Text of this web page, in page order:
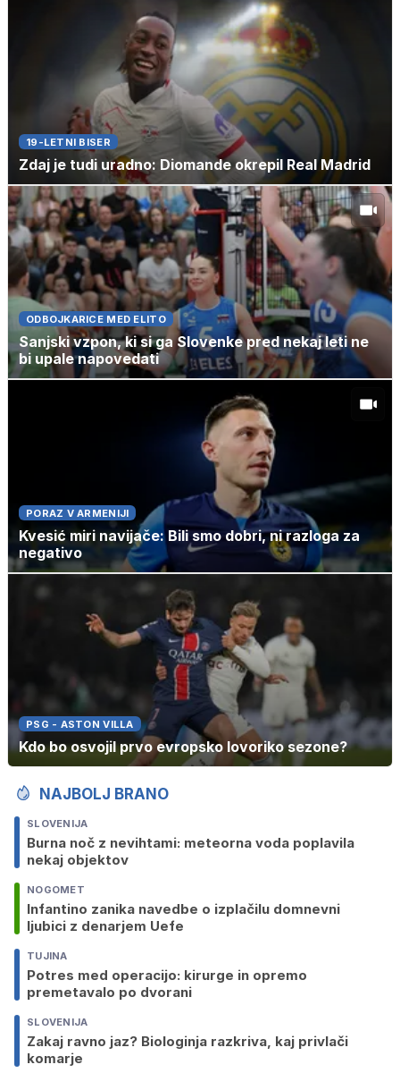
19-LETNI BISER
Zdaj je tudi uradno: Diomande okrepil Real Madrid
ODBOJKARICE MED ELITO
Sanjski vzpon, ki si ga Slovenke pred nekaj leti ne
bi upale napovedati
PORAZ V ARMENIJI
Kvesić miri navijače: Bili smo dobri, ni razloga za
negativo
PSG - ASTON VILLA
Kdo bo osvojil prvo evropsko lovoriko sezone?
NAJBOLJ BRANO
SLOVENIJA
Burna noč z nevihtami: meteorna voda poplavila
nekaj objektov
NOGOMET
Infantino zanika navedbe o izplačilu domnevni
ljubici z denarjem Uefe
TUJINA
Potres med operacijo: kirurge in opremo
premetavalo po dvorani
SLOVENIJA
Zakaj ravno jaz? Biologinja razkriva, kaj privlači
komarje